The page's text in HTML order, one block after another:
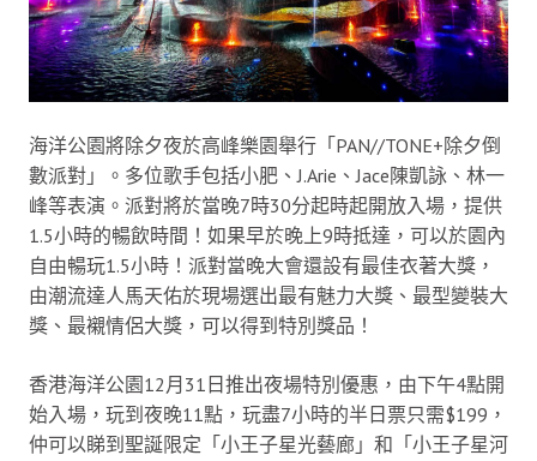
海洋公園將除夕夜於高峰樂園舉行「PAN//TONE+除夕倒
數派對」。多位歌手包括小肥、J.Arie、Jace陳凱詠、林一
峰等表演。派對將於當晚7時30分起時起開放入場，提供
1.5小時的暢飲時間！如果早於晚上9時抵達，可以於園內
自由暢玩1.5小時！派對當晚大會還設有最佳衣著大獎，
由潮流達人馬天佑於現場選出最有魅力大獎、最型變裝大
獎、最襯情侶大獎，可以得到特別獎品！
香港海洋公園12月31日推出夜場特別優惠，由下午4點開
始入場，玩到夜晚11點，玩盡7小時的半日票只需$199，
仲可以睇到聖誕限定「小王子星光藝廊」和「小王子星河